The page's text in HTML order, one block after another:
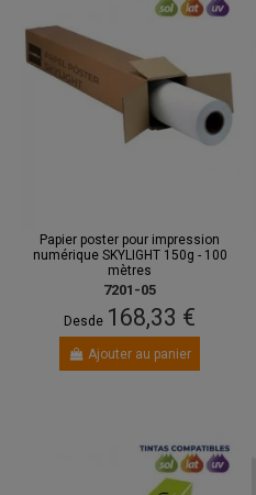
Papier poster pour impression
numérique SKYLIGHT 150g - 100
mètres
7201-05
Desde 168,33 €
Ajouter au panier